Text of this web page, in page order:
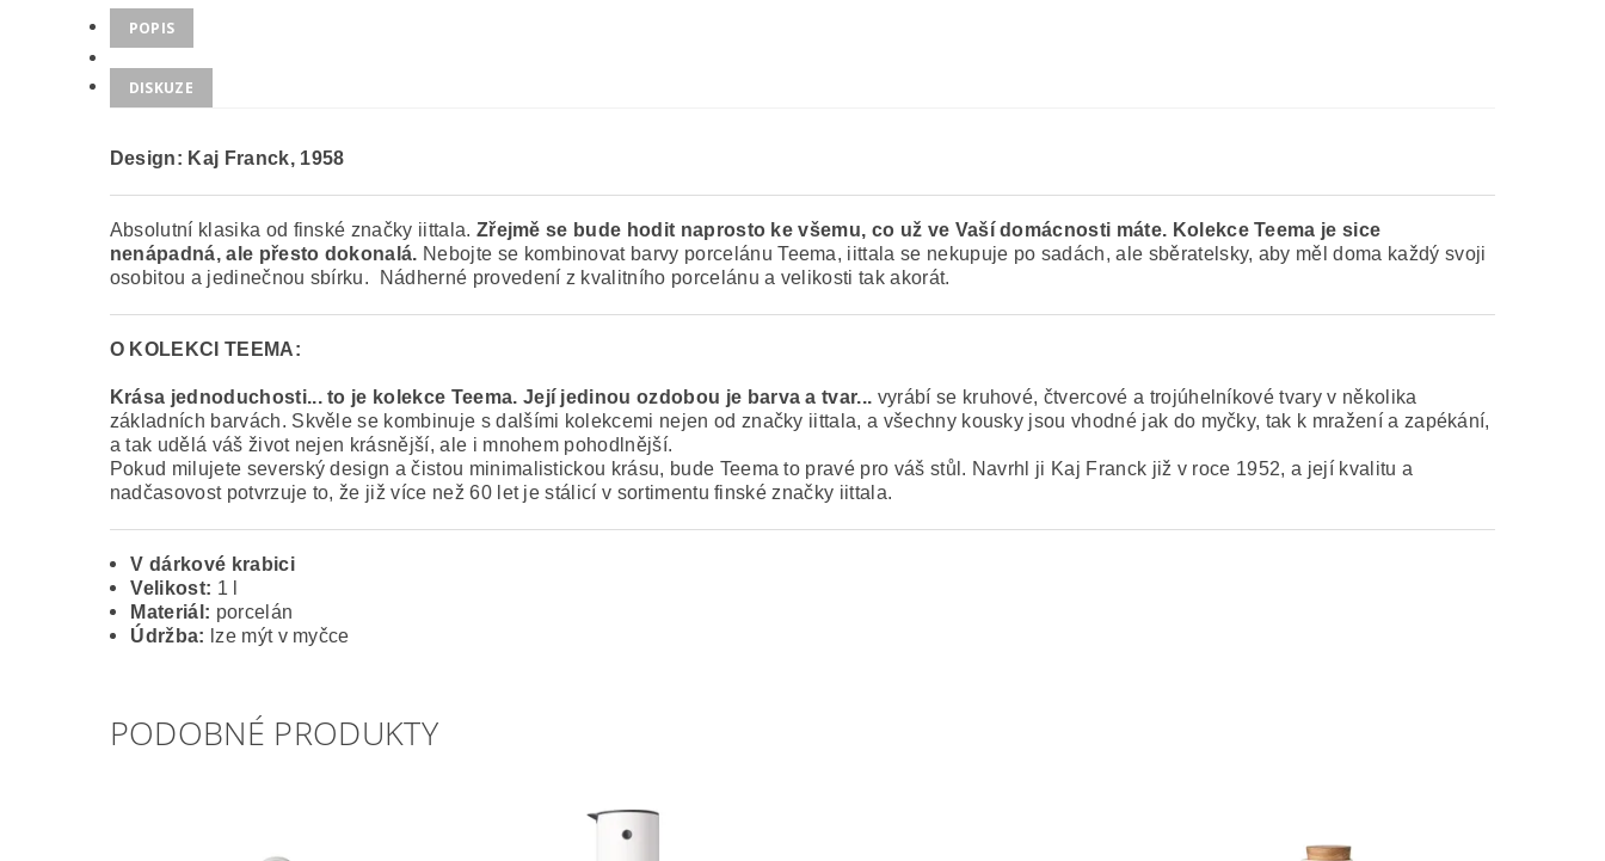
POPIS
DISKUZE
Design: Kaj Franck, 1958
Absolutní klasika od finské značky iittala. Zřejmě se bude hodit naprosto ke všemu, co už ve Vaší domácnosti máte. Kolekce Teema je sice
nenápadná, ale přesto dokonalá. Nebojte se kombinovat barvy porcelánu Teema, iittala se nekupuje po sadách, ale sběratelsky, aby měl doma každý svoji
osobitou a jedinečnou sbírku. Nádherné provedení z kvalitního porcelánu a velikosti tak akorát.
O KOLEKCI TEEMA:
Krása jednoduchosti... to je kolekce Teema. Její jedinou ozdobou je barva a tvar... vyrábí se kruhové, čtvercové a trojúhelníkové tvary v několika
základních barvách. Skvěle se kombinuje s dalšími kolekcemi nejen od značky iittala, a všechny kousky jsou vhodné jak do myčky, tak k mražení a zapékání,
a tak udělá váš život nejen krásnější, ale i mnohem pohodlnější.
Pokud milujete severský design a čistou minimalistickou krásu, bude Teema to pravé pro váš stůl. Navrhl ji Kaj Franck již v roce 1952, a její kvalitu a
nadčasovost potvrzuje to, že již více než 60 let je stálicí v sortimentu finské značky iittala.
V dárkové krabici
Velikost: 1 l
Materiál: porcelán
Údržba: lze mýt v myčce
PODOBNÉ PRODUKTY